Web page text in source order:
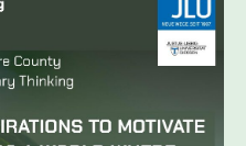
World